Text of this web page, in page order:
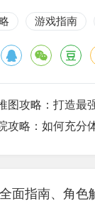
游戏指南
图攻略：打造最
攻略：如何充分
面指南、角